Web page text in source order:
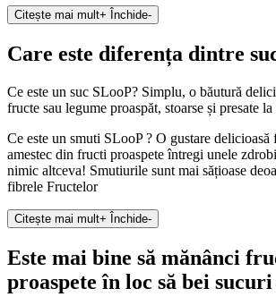
Citește mai mult+ Închide-
Care este diferența dintre
Ce este un suc SLooP? Simplu, o băutură
fructe sau legume proaspăt, stoarse și presate
Ce este un smuti SLooP ? O gustare delicioasă
amestec din fructi proaspete întregi unele
nimic altceva! Smutiurile sunt mai sățioase
fibrele Fructelor
Citește mai mult+ Închide-
Este mai bine să mănânci
proaspete în loc să bei